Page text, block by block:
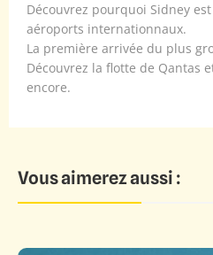
Découvrez pourquoi Sidney
aéroports internationnaux.
La première arrivée du plus
Découvrez la flotte de Qantas
encore.
Vous aimerez aussi :